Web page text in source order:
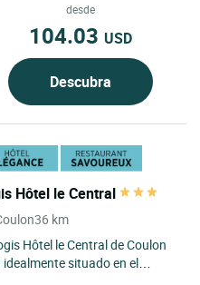
desde
104.03 USD
Descubra
Hôtel le Central
36 km
Hôtel le Central de Coulon
idealmente situado en el